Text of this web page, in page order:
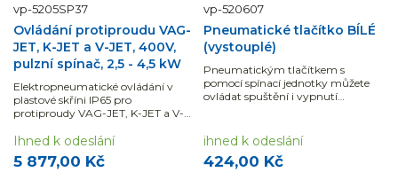
vp-5205SP37
Ovládání protiproudu VAG-
JET, K-JET a V-JET, 400V,
pulzní spínač, 2,5 - 4,5 kW
Elektropneumatické ovládání v
plastové skříni IP65 pro
protiproudy VAG-JET, K-JET a V-
příkonu 2,5 - 4,5 kW.
5 877,00 Kč
Ihned k odeslání
vp-520607
Pneumatické tlačítko BÍLÉ
(vystouplé)
Pneumatickým tlačítkem s
pomocí spínací jednotky můžete
ovládat spuštění i vypnutí
424,00 Kč
ihned k odeslání